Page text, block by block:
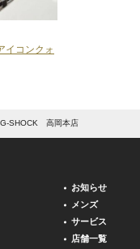
コンクォ
SHOCK 高岡本店
お知らせ
メンズ
サービス
店舗一覧